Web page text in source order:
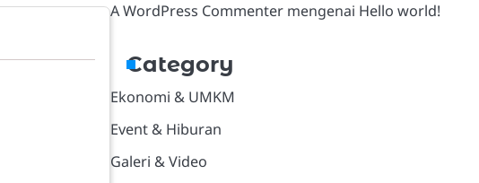
A WordPress Commentermengenai Hello world!
Category
Ekonomi & UMKM
Event & Hiburan
Galeri & Video